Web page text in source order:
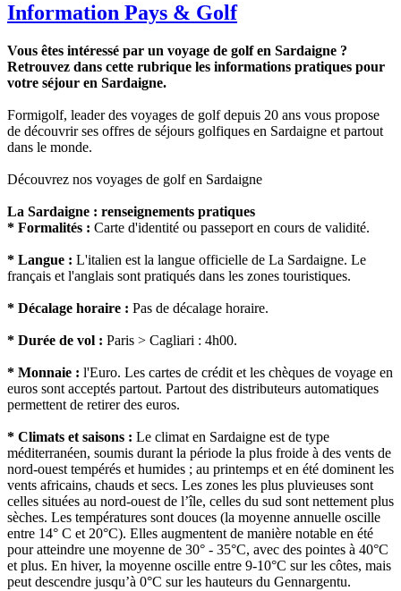
Information Pays & Golf
Vous êtes intéressé par un voyage de golf en Sardaigne ?
Retrouvez dans cette rubrique les informations pratiques pour
votre séjour en Sardaigne.
Formigolf, leader des voyages de golf depuis 20 ans vous propose
de découvrir ses offres de séjours golfiques en Sardaigne et partout
dans le monde.
Découvrez nos voyages de golf en Sardaigne
La Sardaigne : renseignements pratiques
* Formalités : Carte d'identité ou passeport en cours de validité.
* Langue : L'italien est la langue officielle de La Sardaigne. Le
français et l'anglais sont pratiqués dans les zones touristiques.
* Décalage horaire : Pas de décalage horaire.
* Durée de vol : Paris > Cagliari : 4h00.
* Monnaie : l'Euro. Les cartes de crédit et les chèques de voyage en
euros sont acceptés partout. Partout des distributeurs automatiques
permettent de retirer des euros.
* Climats et saisons : Le climat en Sardaigne est de type
méditerranéen, soumis durant la période la plus froide à des vents de
nord-ouest tempérés et humides ; au printemps et en été dominent les
vents africains, chauds et secs. Les zones les plus pluvieuses sont
celles situées au nord-ouest de l’île, celles du sud sont nettement plus
sèches. Les températures sont douces (la moyenne annuelle oscille
entre 14° C et 20°C). Elles augmentent de manière notable en été
pour atteindre une moyenne de 30° - 35°C, avec des pointes à 40°C
et plus. En hiver, la moyenne oscille entre 9-10°C sur les côtes, mais
peut descendre jusqu’à 0°C sur les hauteurs du Gennargentu.